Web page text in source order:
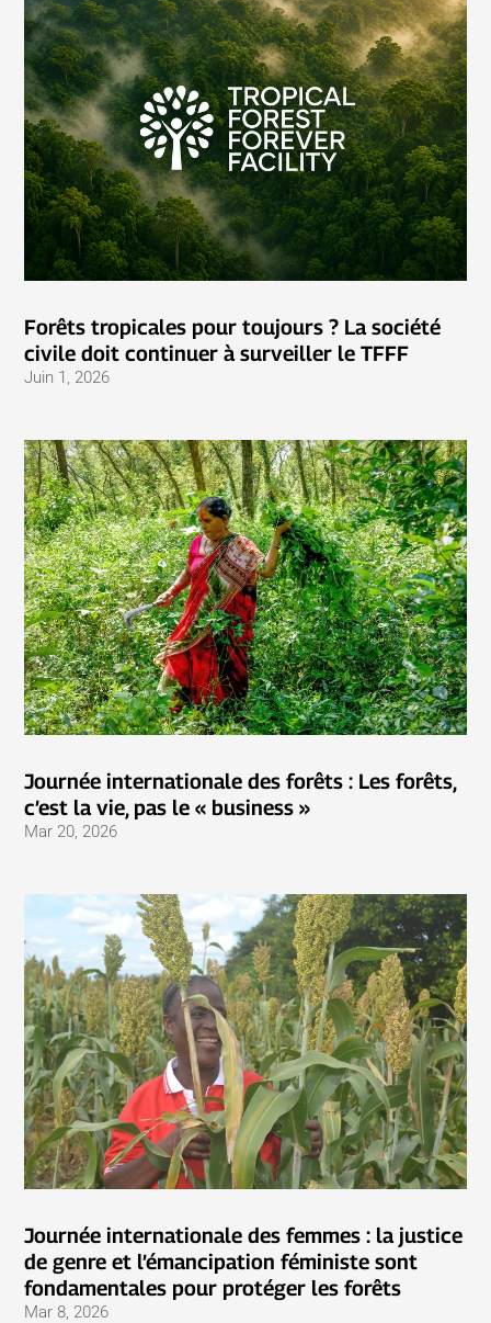
Forêts tropicales pour toujours ? La société
civile doit continuer à surveiller le TFFF
Juin 1, 2026
Journée internationale des forêts : Les forêts,
c’est la vie, pas le « business »
Mar 20, 2026
Journée internationale des femmes : la justice
de genre et l’émancipation féministe sont
fondamentales pour protéger les forêts
Mar 8, 2026